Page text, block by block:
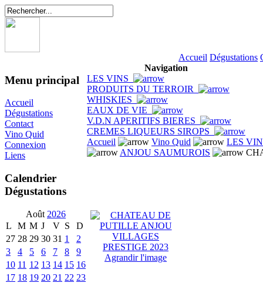
Accueil Dégustations
Menu principal
Accueil
Dégustations
Contact
Vino Quid
Connexion
Liens
Calendrier
Dégustations
Août 2026
L
M M J V S
D
27 28 29 30 31 1
2
3
4 5 6 7 8
9
10 11 12 13 14 15 16
17 18 19 20 21 22 23
Navigation
LES VINS
PRODUITS DU TERROIR
WHISKIES
EAUX DE VIE
V.D.N APERITIFS BIERES
CREMES LIQUEURS SIROPS
Accueil
Vino Quid
LES
ANJOU SAUMUROIS
Agrandir l'image